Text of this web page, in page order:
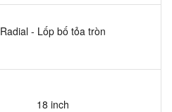
Radial - Lốp bố tỏa tròn
18 inch